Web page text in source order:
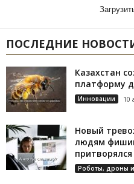
ПОСЛЕДНИЕ
Казахстан
платформу
Инновации 10
Новый
людям
Роботы, дроны